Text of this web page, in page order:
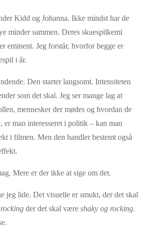
Kidd og Johanna. Ikke mindst har de
minder sammen. Deres skuespilkemi
eminent. Jeg forstår, hvorfor begge er
i år.
Den starter langsomt. Intensiteten
som det skal. Jeg ser mange lag at
mennesker der mødes og hvordan de
er man interesseret i politik – kan man
i filmen. Men den handler bestemt også
Mere er der ikke at sige om det.
jeg lide. Det visuelle er smukt, der det skal
der det skal være shaky og rocking.